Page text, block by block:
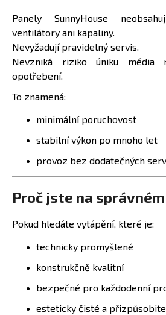
Panely SunnyHouse
ventilátory ani kapaliny.
Nevyžadují pravidelný servis.
Nevzniká riziko úniku média
opotřebení.
To znamená:
minimální poruchovost
stabilní výkon po mnoho let
provoz bez dodatečných
Proč jste na
Pokud hledáte vytápění, které je:
technicky promyšlené
konstrukčně kvalitní
bezpečné pro každodenní
esteticky čisté a